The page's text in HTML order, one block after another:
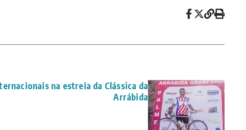
na estreia da Clássica da
Arrábida